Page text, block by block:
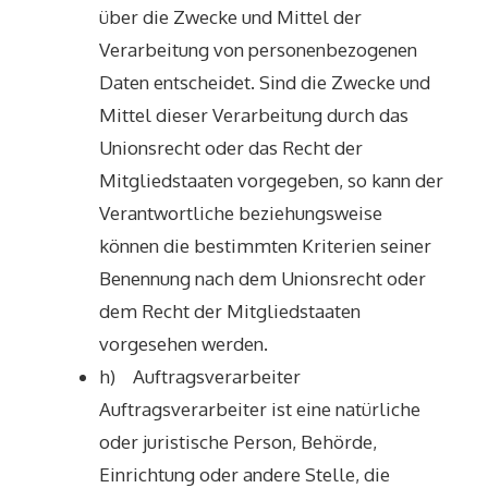
über die Zwecke und Mittel der
Verarbeitung von personenbezogenen
Daten entscheidet. Sind die Zwecke und
Mittel dieser Verarbeitung durch das
Unionsrecht oder das Recht der
Mitgliedstaaten vorgegeben, so kann der
Verantwortliche beziehungsweise
können die bestimmten Kriterien seiner
Benennung nach dem Unionsrecht oder
dem Recht der Mitgliedstaaten
vorgesehen werden.
h) Auftragsverarbeiter
Auftragsverarbeiter ist eine natürliche
oder juristische Person, Behörde,
Einrichtung oder andere Stelle, die